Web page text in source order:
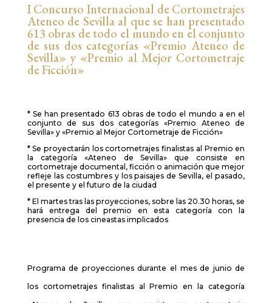
I Concurso Internacional de Cortometrajes
Ateneo de Sevilla al que se han presentado
613 obras de todo el mundo en el conjunto
de sus dos categorías «Premio Ateneo de
Sevilla» y «Premio al Mejor Cortometraje
de Ficción»
* Se han presentado 613 obras de todo el mundo a en el
conjunto de sus dos categorías «Premio Ateneo de
Sevilla» y «Premio al Mejor Cortometraje de Ficción»
* Se proyectarán los cortometrajes finalistas al Premio en
la categoría «Ateneo de Sevilla» que consiste en
cortometraje documental, ficción o animación que mejor
refleje las costumbres y los paisajes de Sevilla, el pasado,
el presente y el futuro de la ciudad
* El martes tras las proyecciones, sobre las 20.30 horas, se
hará entrega del premio en esta categoría con la
presencia de los cineastas implicados
Programa de proyecciones durante el mes de junio de
los cortometrajes finalistas al Premio en la categoría